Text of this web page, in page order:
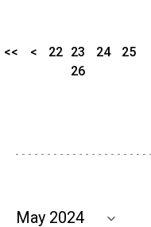
<< < 22 23 24
25
26